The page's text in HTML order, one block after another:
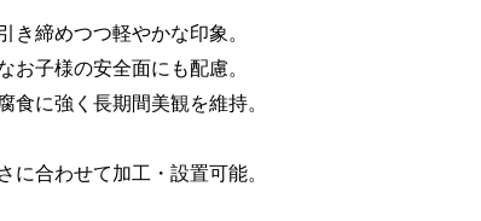
き締めつつ軽やかな印象。
お子様の安全面にも配慮。
食に強く長期間美観を維持。
合わせて加工・設置可能。